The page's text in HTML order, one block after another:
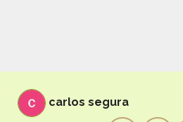
carlos segura